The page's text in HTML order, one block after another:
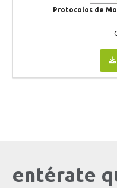
Protocolos de
entérate